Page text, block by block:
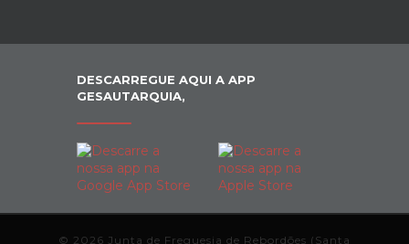
DESCARREGUE AQUI A APP
GESAUTARQUIA,
© 2026 Junta de Freguesia de Rebordões (Santa